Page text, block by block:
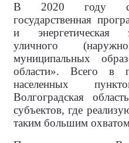
В 2020 году
государственная
и энергетическая
уличного
муниципальных
области». Всего в
населенных
Волгоградская
субъектов, где
таким большим